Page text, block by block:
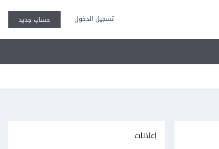
تسجيل الدخول حساب جديد
إعلانات